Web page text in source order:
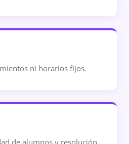
ni horarios fijos.
de alumnos y resolución